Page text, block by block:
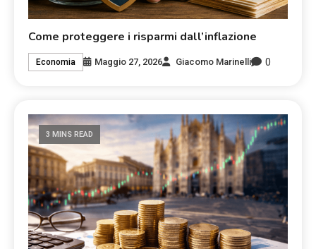
Come proteggere i risparmi dall’inflazione
Economia Maggio 27, 2026 Giacomo Marinelli 0
3 MINS READ